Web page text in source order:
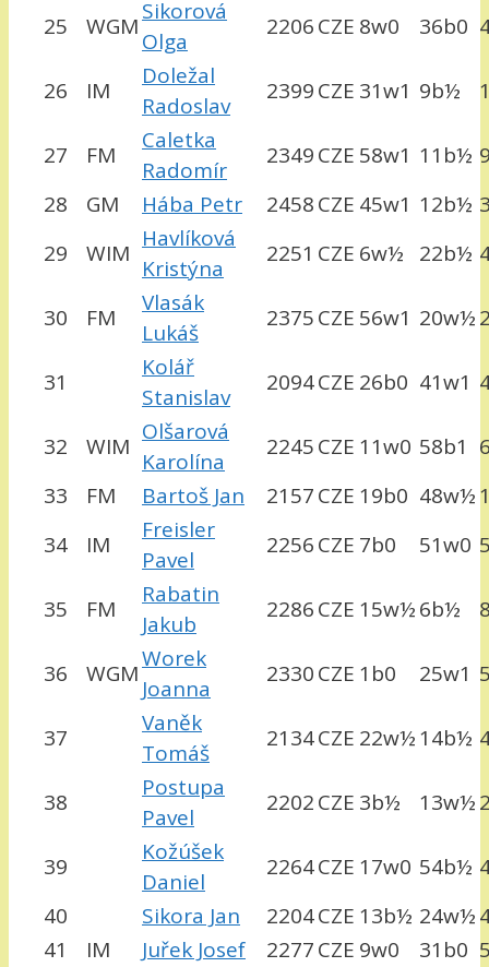
25 WGM
Sikorová
Olga
2206CZE 8w0 36b0
26 IM
Doležal
Radoslav
2399CZE 31w1 9b½
27 FM
Caletka
Radomír
2349CZE 58w1 11b½
28
GM Hába Petr 2458CZE 45w1 12b½
29
WIM
Havlíková
Kristýna
2251 CZE 6w½ 22b½
30 FM
Vlasák
Lukáš
2375CZE 56w1 20w½
31
Kolář
Stanislav
2094CZE 26b0 41w1
32 WIM
Olšarová
Karolína
2245CZE 11w0 58b1
33
FM Bartoš Jan 2157CZE 19b0 48w½
34
IM
Freisler
Pavel
2256CZE 7b0 51w0
35 FM
Rabatin
Jakub
2286CZE 15w½6b½
36 WGM
Worek
Joanna
2330CZE 1b0 25w1
37
Vaněk
Tomáš
2134CZE 22w½14b½
38
Postupa
Pavel
2202CZE 3b½ 13w½
39
Kožúšek
Daniel
2264CZE 17w0 54b½
40
Sikora Jan 2204CZE 13b½ 24w½
41
IM Juřek Josef 2277CZE 9w0 31b0